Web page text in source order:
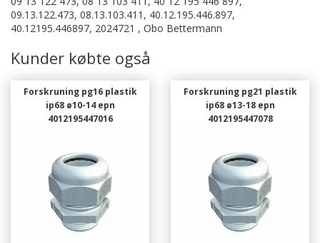
09.13.122.473, 08.13.103.411, 40.12.195.446.897,
40.12195.446897, 2024721 , Obo Bettermann
Kunder købte også
Forskruning pg16 plastik
ip68 ø10-14 epn
4012195447016
Forskruning pg21 plastik
ip68 ø13-18 epn
4012195447078